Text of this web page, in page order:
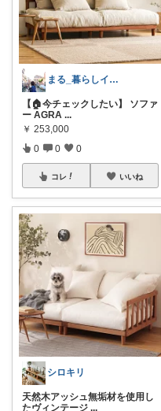
まる_暮らしインテリア🏠❣️
【🏠今チェックしたい】 ソファ
ー AGRA ...
￥ 253,000
0 0 0
コレ いいね
シロキリ
天然木アッシュ無垢材を使用し
たヴィンテージ ...